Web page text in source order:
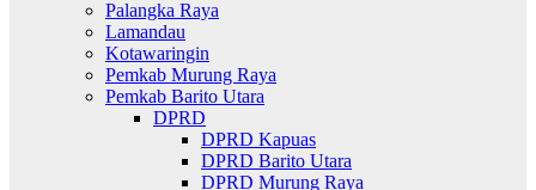
Palangka Raya
Lamandau
Kotawaringin
Pemkab Murung Raya
Pemkab Barito Utara
DPRD
DPRD Kapuas
DPRD Barito Utara
DPRD Murung Raya